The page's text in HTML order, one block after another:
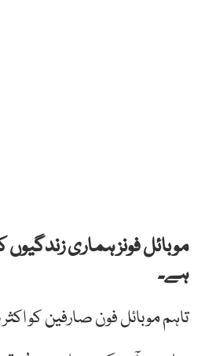
موبائل فونز ہماری
ہے۔
تاہم موبائل فون صارفین کو